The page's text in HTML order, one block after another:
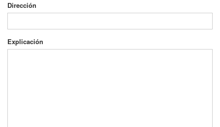
Dirección
Explicación